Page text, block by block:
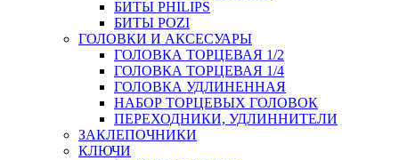
БИТЫ PHILIPS
БИТЫ POZI
ГОЛОВКИ И АКСЕСУАРЫ
ГОЛОВКА ТОРЦЕВАЯ 1/2
ГОЛОВКА ТОРЦЕВАЯ 1/4
ГОЛОВКА УДЛИНЕННАЯ
НАБОР ТОРЦЕВЫХ ГОЛОВОК
ПЕРЕХОДНИКИ, УДЛИННИТЕЛИ
ЗАКЛЕПОЧНИКИ
КЛЮЧИ